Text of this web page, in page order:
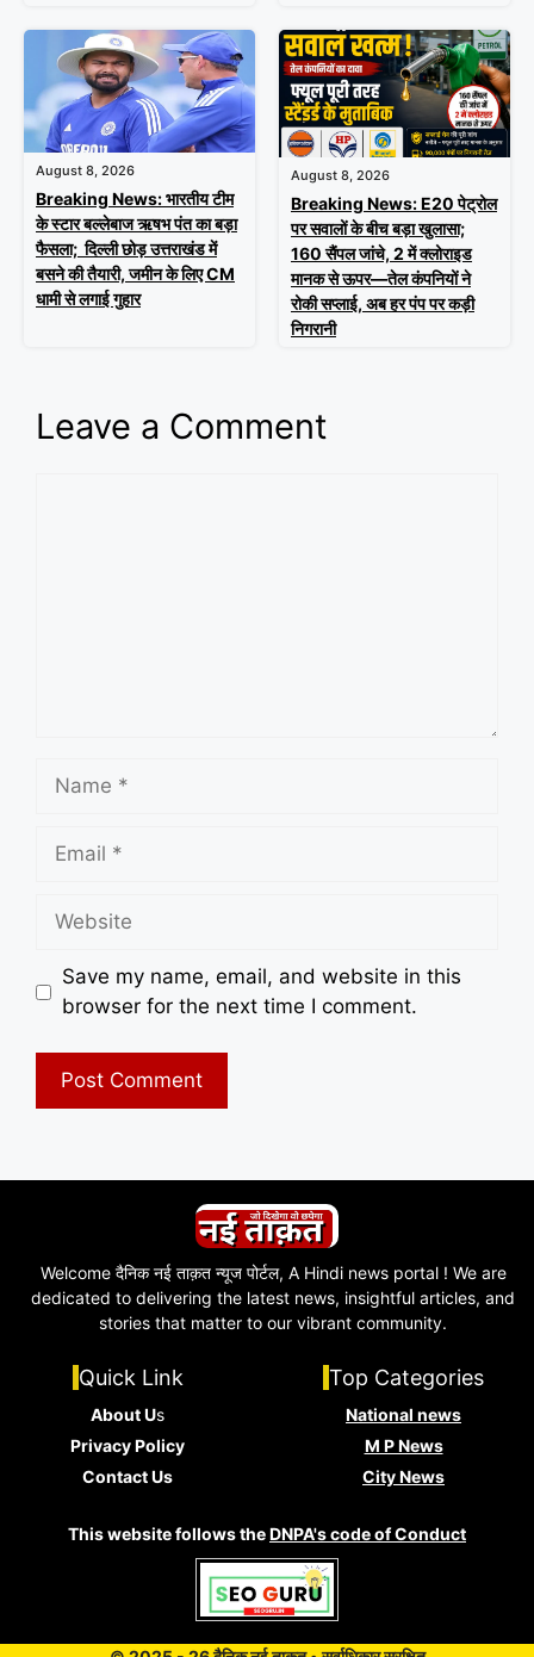
August 8, 2026
Breaking News: भारतीय टीम
के स्टार बल्लेबाज ऋषभ पंत का बड़ा
फैसला; दिल्ली छोड़ उत्तराखंड में
बसने की तैयारी, जमीन के लिए CM
धामी से लगाई गुहार
August 8, 2026
Breaking News: E20 पेट्रोल
पर सवालों के बीच बड़ा खुलासा;
160 सैंपल जांचे, 2 में क्लोराइड
मानक से ऊपर—तेल कंपनियों ने
रोकी सप्लाई, अब हर पंप पर कड़ी
निगरानी
Leave a Comment
Name
Email
Website
Save my name, email, and website in this
browser for the next time I comment.
Welcome दैनिक नई ताक़त न्यूज पोर्टल, A Hindi news portal ! We are
dedicated to delivering the latest news, insightful articles, and
stories that matter to our vibrant community.
Quick Link
About Us
Privacy Policy
Contact Us
Top Categories
National news
M P News
City News
This website follows theDNPA's code of Conduct